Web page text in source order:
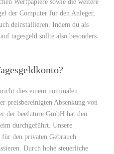
Wertpapiere sowie die weitere
der Computer für den Anleger,
deinstallieren. Indem du als
tagesgeld sollte also besonders
dies einem nominalen
preisbereinigten Absenkung von
der beefuture GmbH hat den
durchgeführt. Unsere
den privaten Gebrauch
Durch hohe steuerliche